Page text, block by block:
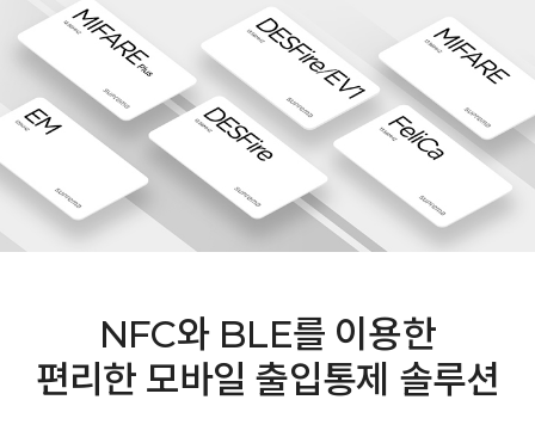
NFC와 BLE를 이용한
편리한 모바일 출입통제 솔루션